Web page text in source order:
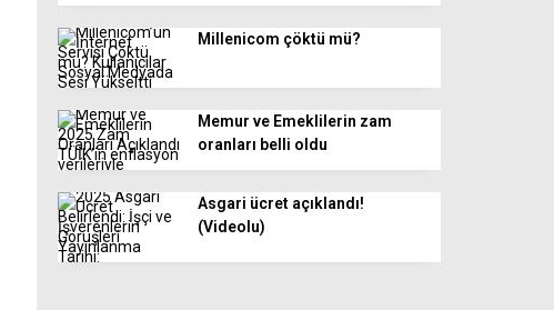
Millenicom çöktü mü?
Memur ve Emeklilerin zam
oranları belli oldu
Asgari ücret açıklandı!
(Videolu)